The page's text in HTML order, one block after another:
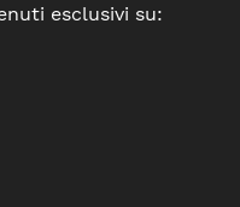
esclusivi su: